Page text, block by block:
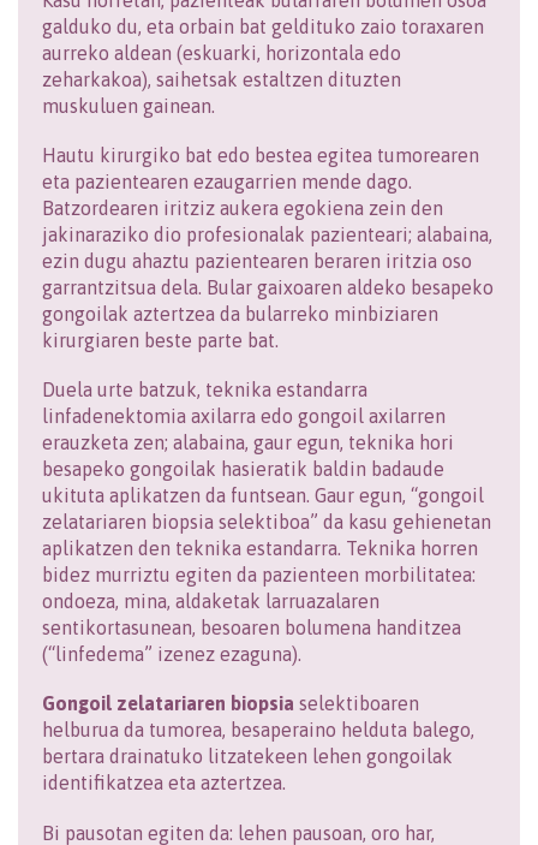
galduko du, eta orbain bat geldituko zaio toraxaren
aurreko aldean (eskuarki, horizontala edo
zeharkakoa), saihetsak estaltzen dituzten
muskuluen gainean.
Hautu kirurgiko bat edo bestea egitea tumorearen
eta pazientearen ezaugarrien mende dago.
Batzordearen iritziz aukera egokiena zein den
jakinaraziko dio profesionalak pazienteari; alabaina,
ezin dugu ahaztu pazientearen beraren iritzia oso
garrantzitsua dela. Bular gaixoaren aldeko besapeko
gongoilak aztertzea da bularreko minbiziaren
kirurgiaren beste parte bat.
Duela urte batzuk, teknika estandarra
linfadenektomia axilarra edo gongoil axilarren
erauzketa zen; alabaina, gaur egun, teknika hori
besapeko gongoilak hasieratik baldin badaude
ukituta aplikatzen da funtsean. Gaur egun, “gongoil
zelatariaren biopsia selektiboa” da kasu gehienetan
aplikatzen den teknika estandarra. Teknika horren
bidez murriztu egiten da pazienteen morbilitatea:
ondoeza, mina, aldaketak larruazalaren
sentikortasunean, besoaren bolumena handitzea
(“linfedema” izenez ezaguna).
Gongoil zelatariaren biopsia selektiboaren
helburua da tumorea, besaperaino helduta balego,
bertara drainatuko litzatekeen lehen gongoilak
identifikatzea eta aztertzea.
Bi pausotan egiten da: lehen pausoan, oro har,